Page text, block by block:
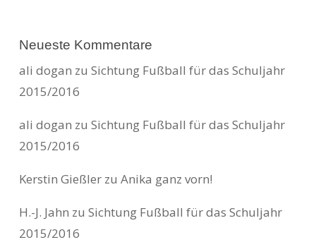
Neueste Kommentare
ali dogan zu Sichtung Fußball für das Schuljahr
2015/2016
ali dogan zu Sichtung Fußball für das Schuljahr
2015/2016
Kerstin Gießlerzu Anika ganz vorn!
H.-J. Jahn zu Sichtung Fußball für das Schuljahr
2015/2016